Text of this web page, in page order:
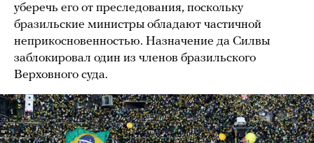
уберечь его от преследования, поскольку
бразильские министры обладают частичной
неприкосновенностью. Назначение да Силвы
заблокировал один из членов бразильского
Верховного суда.